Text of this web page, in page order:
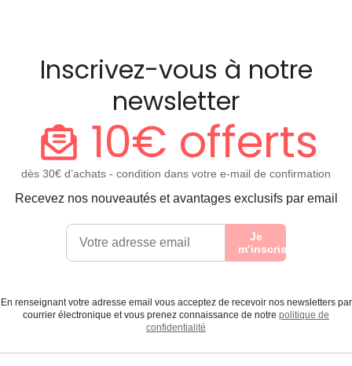
Inscrivez-vous à notre
newsletter
10€ offerts
dès 30€ d’achats - condition dans votre e-mail de confirmation
Recevez nos nouveautés et avantages exclusifs par email
Je
m’inscris
En renseignant votre adresse email vous acceptez de recevoir nos newsletters par
courrier électronique et vous prenez connaissance de notre politique de
confidentialité